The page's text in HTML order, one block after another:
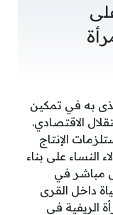
به في تمكين
الاقتصادي.
الإنتاج
النساء على بناء
مباشر في
داخل القرى
الريفية في